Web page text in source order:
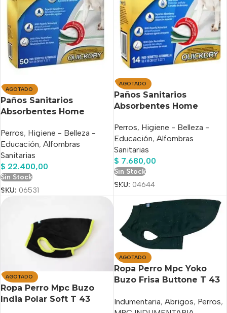
AGOTADO
Paños Sanitarios
Absorbentes Home
Unidades
Perros, Higiene - Belleza -
Educación, Alfombras
Sanitarias
$ 22.400,00
Sin Stock
SKU: 06531
AGOTADO
Paños Sanitarios
Absorbentes Home
14 Unid
Perros, Higiene - Belleza -
Educación, Alfombras
Sanitarias
$ 7.680,00
Sin Stock
SKU: 04644
AGOTADO
Ropa Perro Mpc Buzo
India Polar Soft T 43
AGOTADO
Ropa Perro Mpc Yoko
Buzo Frisa Buttone T 43
Indumentaria, Abrigos, Perros,